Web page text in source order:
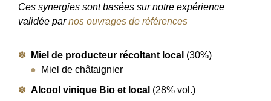
Ces synergies sont basées sur notre expérience
validée parnos ouvrages de références
Miel de producteur récoltant local (30%)
Miel de châtaignier
Alcool vinique Bio et local (28% vol.)